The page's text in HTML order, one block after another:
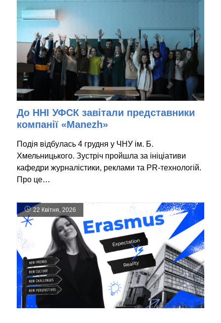
До ННІ УФСК завітали представники
компанії «Manezh»
Подія відбулась 4 грудня у ЧНУ ім. Б.
Хмельницького. Зустріч пройшла за ініціативи
кафедри журналістики, реклами та PR-технологій.
Про це…
22 Квітня, 2026